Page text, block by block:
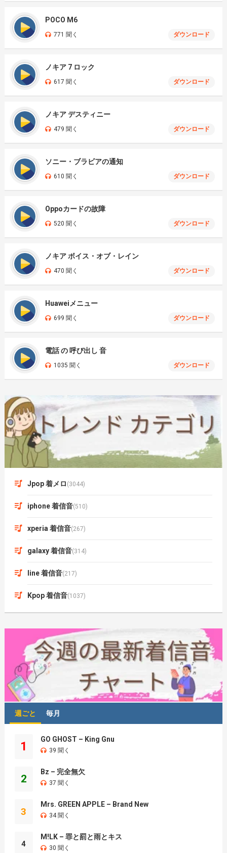
POCO M6
771 聞く ダウンロード
ノキア 7 ロック
617 聞く ダウンロード
ノキア デスティニー
479 聞く ダウンロード
ソニー・ブラビアの通知
610 聞く ダウンロード
Oppoカードの故障
520 聞く ダウンロード
ノキア ボイス・オブ・レイン
470 聞く ダウンロード
Huaweiメニュー
699 聞く ダウンロード
電話 の 呼び出し 音
1035 聞く ダウンロード
Jpop 着メロ (3044)
iphone 着信音(510)
xperia 着信音(267)
galaxy 着信音(314)
line 着信音(217)
Kpop 着信音(1037)
週ごと 毎月
1
GO GHOST – King Gnu
39 聞く
2
Bz – 完全無欠
37 聞く
3
Mrs. GREEN APPLE – Brand New
34 聞く
4
M!LK – 罪と罰と雨とキス
30 聞く